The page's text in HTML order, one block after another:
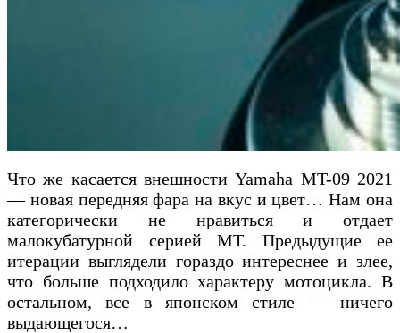
Что же касается внешности Yamaha MT-09 2021
— новая передняя фара на вкус и цвет… Нам она
категорически не нравиться и отдает
малокубатурной серией МТ. Предыдущие ее
итерации выглядели гораздо интереснее и злее,
что больше подходило характеру мотоцикла. В
остальном, все в японском стиле — ничего
выдающегося…